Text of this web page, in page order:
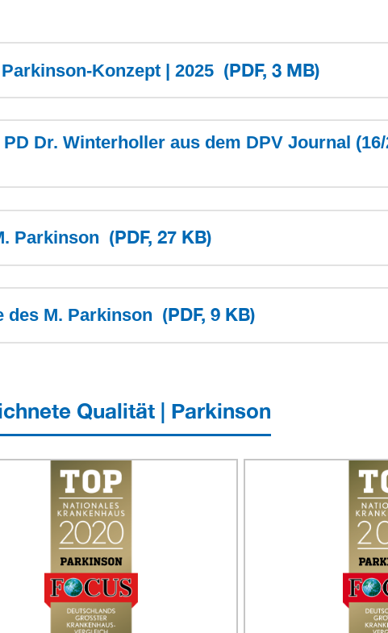
Konzept | 2025 (PDF, 3 MB)
Dr. Winterholler aus dem DPV Journal (16/
Parkinson (PDF, 27 KB)
des M. Parkinson (PDF, 9 KB)
Qualität | Parkinson